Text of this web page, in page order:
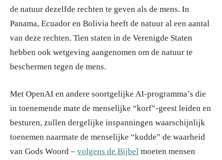
de natuur dezelfde rechten te geven als de mens. In
Panama, Ecuador en Bolivia heeft de natuur al een aantal
van deze rechten. Tien staten in de Verenigde Staten
hebben ook wetgeving aangenomen om de natuur te
beschermen tegen de mens.
Met OpenAI en andere soortgelijke AI-programma’s die
in toenemende mate de menselijke “korf”-geest leiden en
besturen, zullen dergelijke inspanningen waarschijnlijk
toenemen naarmate de menselijke “kudde” de waarheid
van Gods Woord – volgens de Bijbel moeten mensen